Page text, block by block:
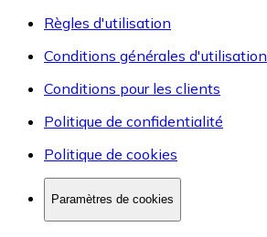
Règles d'utilisation
Conditions générales d'utilisation
Conditions pour les clients
Politique de confidentialité
Politique de cookies
Paramètres de cookies